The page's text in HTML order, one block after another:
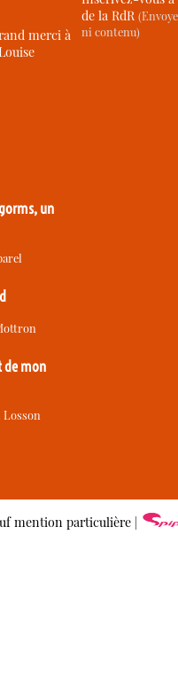
merci à
un
de mon
Losson
de la RdR
ni contenu)
mention particulière |